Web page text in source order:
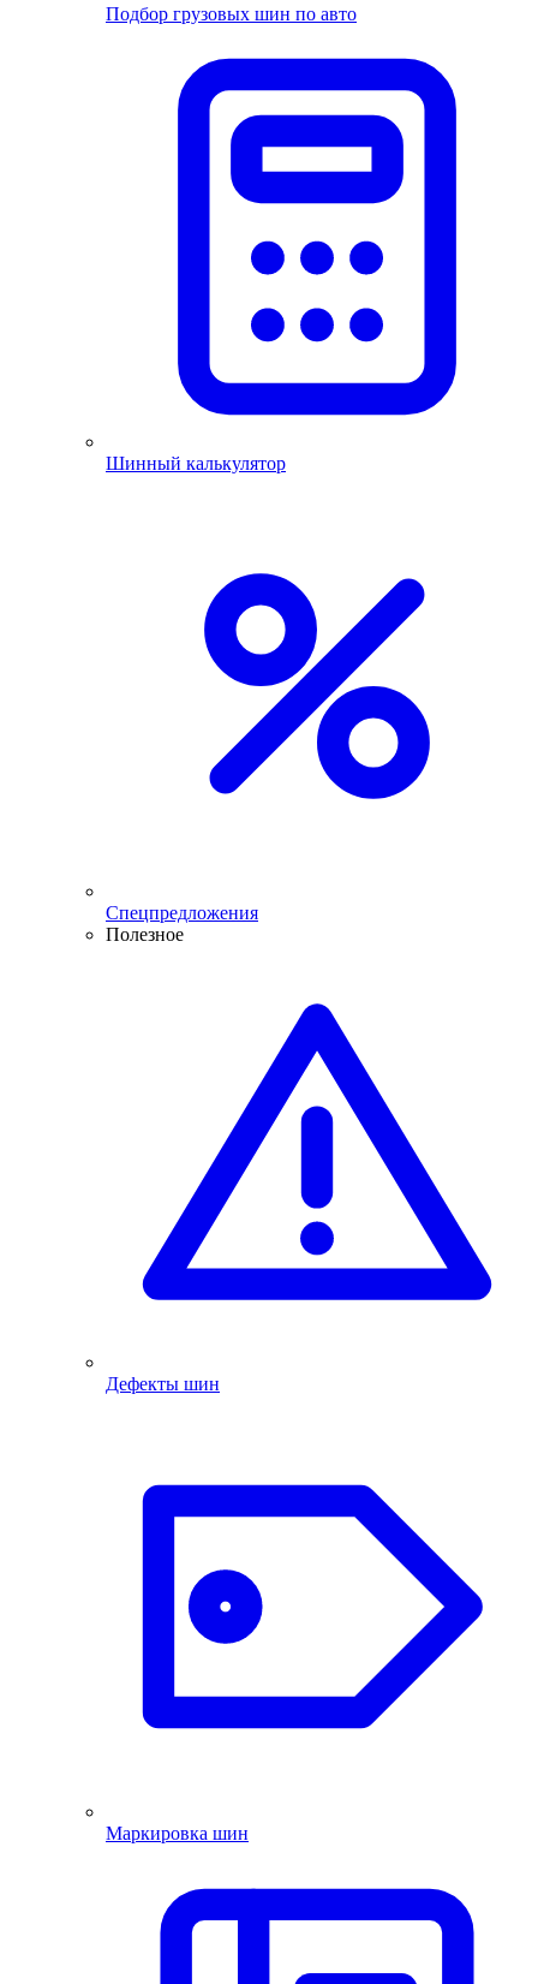
Подбор грузовых шин по авто
Шинный калькулятор
Спецпредложения
Полезное
Дефекты шин
Маркировка шин